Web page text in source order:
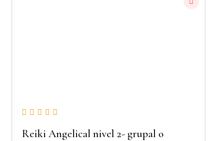
Reiki Angelical nivel 2- grupal o